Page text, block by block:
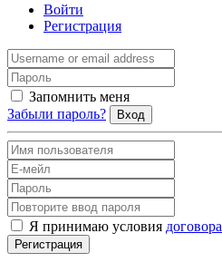
Войти
Регистрация
Запомнить меня
Забыли пароль?
Вход
Я принимаю условия договора
Регистрация